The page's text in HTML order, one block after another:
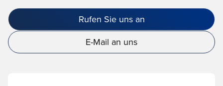
Rufen Sie uns an
E-Mail an uns